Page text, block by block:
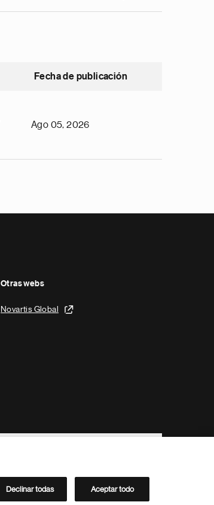
Fecha de publicación
Ago 05, 2026
Otras webs
Novartis Global
Directorio de Novartis
Declinar todas Aceptar todo